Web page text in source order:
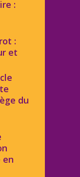
:
:
et
du
en